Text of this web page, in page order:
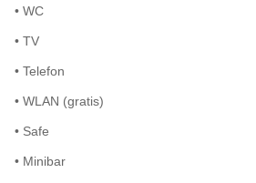
• WC
• TV
• Telefon
• WLAN (gratis)
• Safe
• Minibar